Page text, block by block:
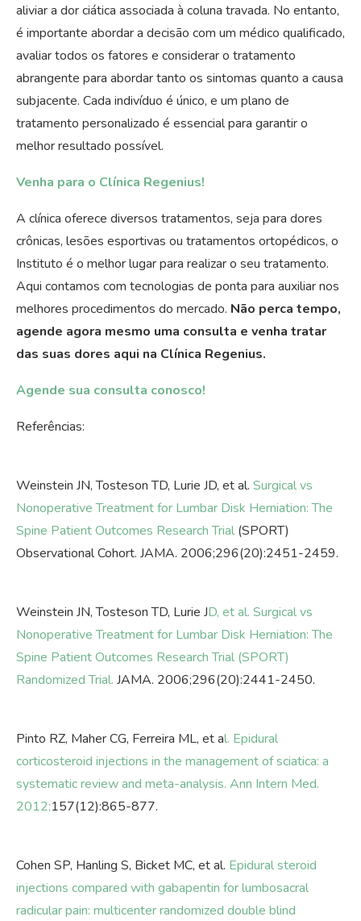
aliviar a dor ciática associada à coluna travada. No entanto,
é importante abordar a decisão com um médico qualificado,
avaliar todos os fatores e considerar o tratamento
abrangente para abordar tanto os sintomas quanto a causa
subjacente. Cada indivíduo é único, e um plano de
tratamento personalizado é essencial para garantir o
melhor resultado possível.
Venha para o Clínica Regenius!
A clínica oferece diversos tratamentos, seja para dores
crônicas, lesões esportivas ou tratamentos ortopédicos, o
Instituto é o melhor lugar para realizar o seu tratamento.
Aqui contamos com tecnologias de ponta para auxiliar nos
melhores procedimentos do mercado. Não perca tempo,
agende agora mesmo uma consulta e venha tratar
das suas dores aqui na Clínica Regenius.
Agende sua consulta conosco!
Referências:
Weinstein JN, Tosteson TD, Lurie JD, et al. Surgical vs
Nonoperative Treatment for Lumbar Disk Herniation: The
Spine Patient Outcomes Research Trial (SPORT)
Observational Cohort. JAMA. 2006;296(20):2451-2459.
Weinstein JN, Tosteson TD, Lurie JD, et al. Surgical vs
Nonoperative Treatment for Lumbar Disk Herniation: The
Spine Patient Outcomes Research Trial (SPORT)
Randomized Trial. JAMA. 2006;296(20):2441-2450.
Pinto RZ, Maher CG, Ferreira ML, et al. Epidural
corticosteroid injections in the management of sciatica: a
systematic review and meta-analysis. Ann Intern Med.
2012;157(12):865-877.
Cohen SP, Hanling S, Bicket MC, et al. Epidural steroid
injections compared with gabapentin for lumbosacral
radicular pain: multicenter randomized double blind